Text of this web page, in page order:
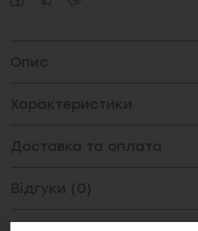
Опис
Характеристики
Доставка та оплата
Відгуки (0)